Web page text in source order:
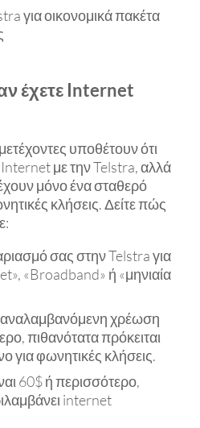
για οικονομικά πακέτα
έχετε Internet
υποθέτουν ότι
με την Telstra, αλλά
μόνο ένα σταθερό
κλήσεις. Δείτε πώς
σας στην Telstra για
«Broadband» ή «μηνιαία
χρέωση
πιθανότατα πρόκειται
για φωνητικές κλήσεις.
60$ ή περισσότερο,
internet